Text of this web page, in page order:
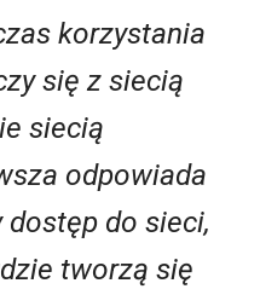
korzystania
się z siecią
siecią
odpowiada
do sieci,
tworzą się